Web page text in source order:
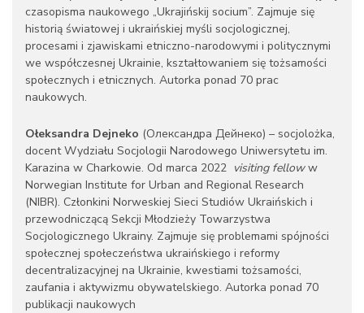
czasopisma naukowego „Ukrajińskij socium”. Zajmuje się
historią światowej i ukraińskiej myśli socjologicznej,
procesami i zjawiskami etniczno-narodowymi i politycznymi
we współczesnej Ukrainie, kształtowaniem się tożsamości
społecznych i etnicznych. Autorka ponad 70 prac
naukowych.
Ołeksandra Dejneko (Олександра Дейнеко) – socjolożka,
docent Wydziału Socjologii Narodowego Uniwersytetu im.
Karazina w Charkowie. Od marca 2022 visiting felloww
Norwegian Institute for Urban and Regional Research
(NIBR). Członkini Norweskiej Sieci Studiów Ukraińskich i
przewodniczącą Sekcji Młodzieży Towarzystwa
Socjologicznego Ukrainy. Zajmuje się problemami spójności
społecznej społeczeństwa ukraińskiego i reformy
decentralizacyjnej na Ukrainie, kwestiami tożsamości,
zaufania i aktywizmu obywatelskiego. Autorka ponad 70
publikacji naukowych